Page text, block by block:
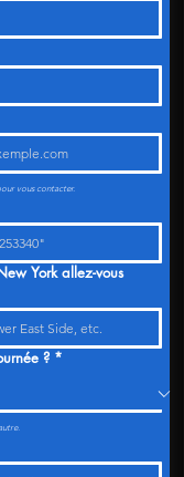
vous contacter.
York allez-vous
? *